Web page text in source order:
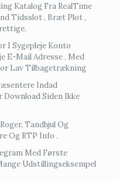
Katalog Fra RealTime
Tidsslot , Bræt Plot ,
I Sygepleje Konto
E-Mail Adresse , Med
Lav Tilbagetrækning
Indad
Download Siden Ikke
Tandhjul Og
Og RTP Info .
Med Første
Udstillingseksempel